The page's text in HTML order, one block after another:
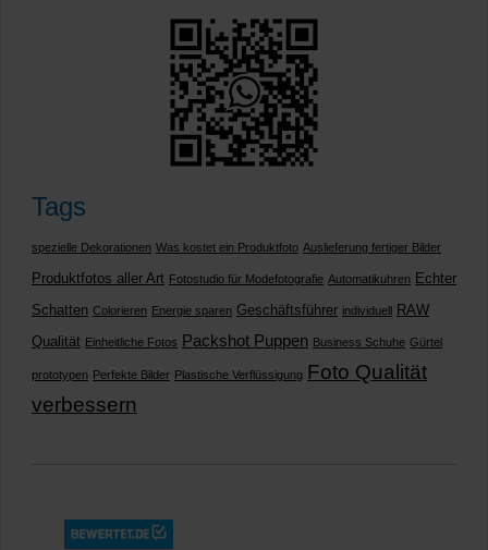
Tags
spezielle Dekorationen Was kostet ein Produktfoto Auslieferung fertiger Bilder
Produktfotos aller Art Fotostudio für Modefotografie Automatikuhren Echter
Schatten Colorieren Energie sparen Geschäftsführer individuell RAW
Qualität Einheitliche Fotos Packshot Puppen Business Schuhe Gürtel
prototypen Perfekte Bilder Plastische Verflüssigung Foto Qualität
verbessern